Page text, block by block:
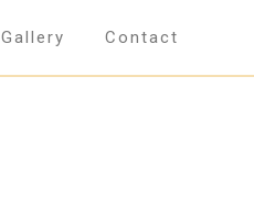
Gallery Contact